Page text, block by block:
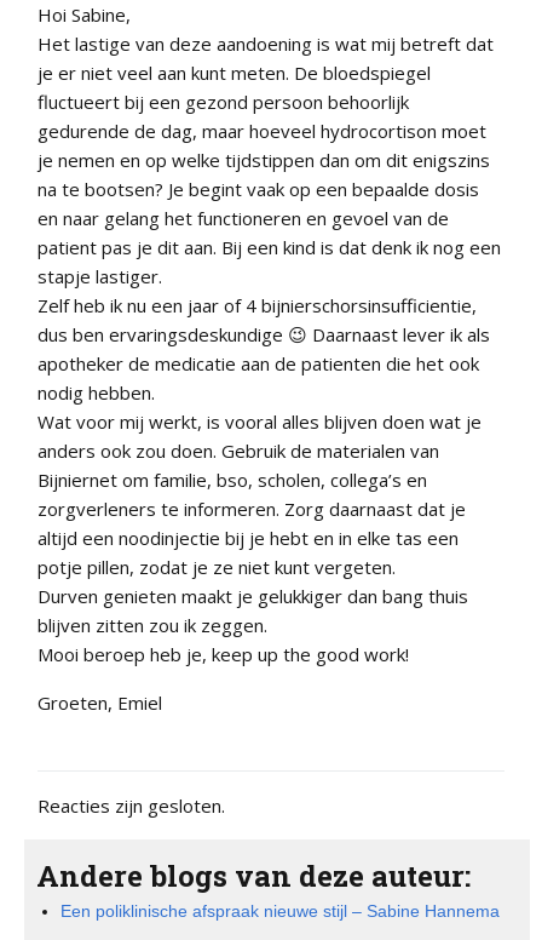
Hoi Sabine,
Het lastige van deze aandoening is wat mij betreft dat
je er niet veel aan kunt meten. De bloedspiegel
fluctueert bij een gezond persoon behoorlijk
gedurende de dag, maar hoeveel hydrocortison moet
je nemen en op welke tijdstippen dan om dit enigszins
na te bootsen? Je begint vaak op een bepaalde dosis
en naar gelang het functioneren en gevoel van de
patient pas je dit aan. Bij een kind is dat denk ik nog een
stapje lastiger.
Zelf heb ik nu een jaar of 4 bijnierschorsinsufficientie,
dus ben ervaringsdeskundige 😉 Daarnaast lever ik als
apotheker de medicatie aan de patienten die het ook
nodig hebben.
Wat voor mij werkt, is vooral alles blijven doen wat je
anders ook zou doen. Gebruik de materialen van
Bijniernet om familie, bso, scholen, collega’s en
zorgverleners te informeren. Zorg daarnaast dat je
altijd een noodinjectie bij je hebt en in elke tas een
potje pillen, zodat je ze niet kunt vergeten.
Durven genieten maakt je gelukkiger dan bang thuis
blijven zitten zou ik zeggen.
Mooi beroep heb je, keep up the good work!
Groeten, Emiel
Reacties zijn gesloten.
Andere blogs van deze auteur:
Een poliklinische afspraak nieuwe stijl – Sabine Hannema